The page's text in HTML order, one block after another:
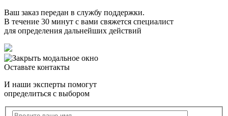
Ваш заказ передан в службу поддержки.
В течение 30 минут с вами свяжется специалист
для определения дальнейших действий
Оставьте контакты
И наши эксперты помогут
определиться с выбором